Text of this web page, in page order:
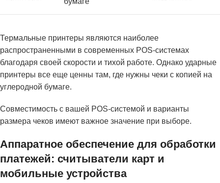
Термальные принтеры являются наиболее
распространенными в современных POS-системах
благодаря своей скорости и тихой работе. Однако ударные
принтеры все еще ценны там, где нужны чеки с копией на
углеродной бумаге.
Совместимость с вашей POS-системой и варианты
размера чеков имеют важное значение при выборе.
Аппаратное обеспечение для обработки
платежей: считыватели карт и
мобильные устройства